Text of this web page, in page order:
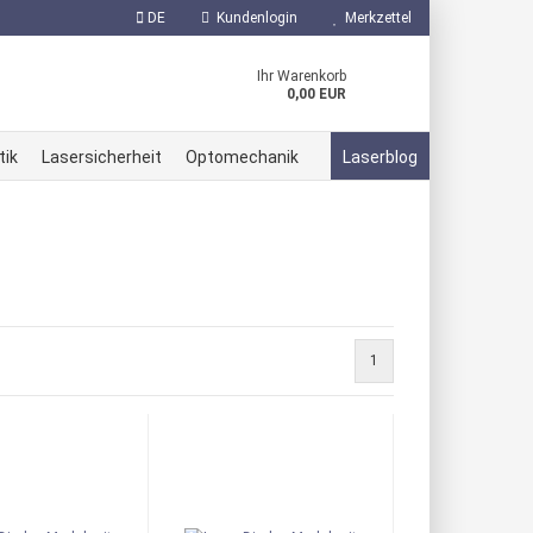
DE Kundenlogin Merkzettel
Ihr Warenkorb
0,00 EUR
Lasersicherheit Optomechanik Laserblog
1